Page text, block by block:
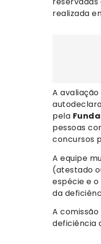
realizada
A
pela
pessoas
concursos
A equipe
(atestado
espécie e
da
A
deficiência